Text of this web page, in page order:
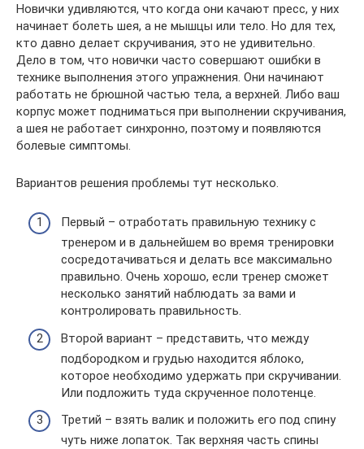
Новички удивляются, что когда они качают пресс, у них
начинает болеть шея, а не мышцы или тело. Но для тех,
кто давно делает скручивания, это не удивительно.
Дело в том, что новички часто совершают ошибки в
технике выполнения этого упражнения. Они начинают
работать не брюшной частью тела, а верхней. Либо ваш
корпус может подниматься при выполнении скручивания,
а шея не работает синхронно, поэтому и появляются
болевые симптомы.
Вариантов решения проблемы тут несколько.
Первый – отработать правильную технику с
тренером и в дальнейшем во время тренировки
сосредотачиваться и делать все максимально
правильно. Очень хорошо, если тренер сможет
несколько занятий наблюдать за вами и
контролировать правильность.
Второй вариант – представить, что между
подбородком и грудью находится яблоко,
которое необходимо удержать при скручивании.
Или подложить туда скрученное полотенце.
Третий – взять валик и положить его под спину
чуть ниже лопаток. Так верхняя часть спины